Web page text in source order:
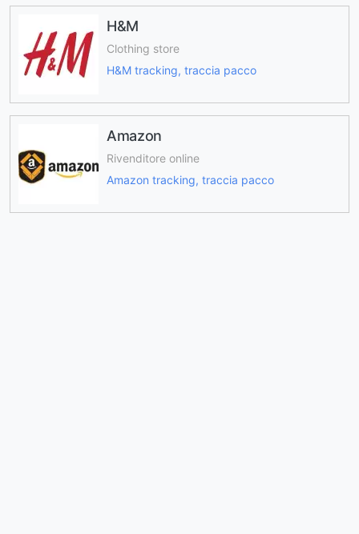
H&M
Clothing store
H&M tracking, traccia pacco
Amazon
Rivenditore online
Amazon tracking, traccia pacco